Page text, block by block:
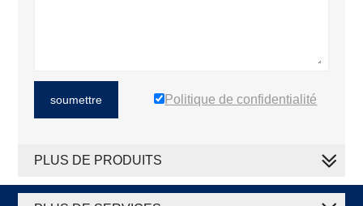
soumettre Politique de confidentialité
PLUS DE PRODUITS